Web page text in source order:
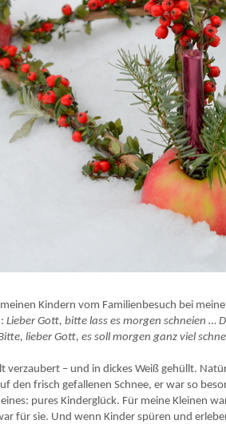
Kindern vom Familienbesuch bei
Lieber Gott, bitte lass es morgen schneien …
lieber Gott, es soll morgen ganz viel
verzaubert – und in dickes Weiß gehüllt.
den frisch gefallenen Schnee, er war so
pures Kinderglück. Für meine Kleinen
für sie. Und wenn Kinder spüren und